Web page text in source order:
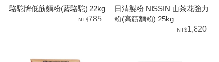
駱駝牌低筋麵粉(藍駱駝) 22kg
785
日清製粉 NISSIN 山茶花強力
粉(高筋麵粉) 25kg
1,820